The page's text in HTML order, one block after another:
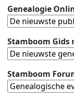
Genealogie
Stamboom Gids
Stamboom